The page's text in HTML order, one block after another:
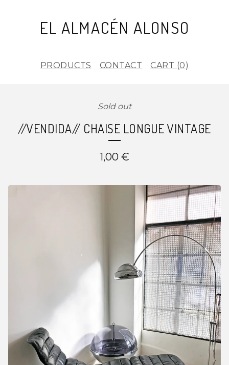
EL ALMACÉN ALONSO
PRODUCTS CONTACT CART (0)
Sold out
//VENDIDA// CHAISE LONGUE VINTAGE
1,00 €